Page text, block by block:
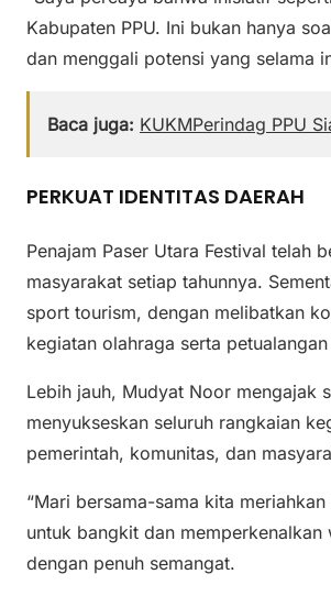
Kabupaten PPU. Ini bukan hanya
dan menggali potensi yang selama
Baca juga: KUKMPerindag PPU
PERKUAT IDENTITAS DAERAH
Penajam Paser Utara Festival telah
masyarakat setiap tahunnya.
sport tourism, dengan melibatkan
kegiatan olahraga serta
Lebih jauh, Mudyat Noor mengajak
menyukseskan seluruh rangkaian
pemerintah, komunitas, dan
“Mari bersama-sama kita
untuk bangkit dan memperkenalkan
dengan penuh semangat.